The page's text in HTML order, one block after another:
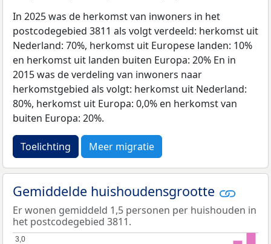
In 2025 was de herkomst van inwoners in het
postcodegebied 3811 als volgt verdeeld: herkomst uit
Nederland: 70%, herkomst uit Europese landen: 10%
en herkomst uit landen buiten Europa: 20% En in
2015 was de verdeling van inwoners naar
herkomstgebied als volgt: herkomst uit Nederland:
80%, herkomst uit Europa: 0,0% en herkomst van
buiten Europa: 20%.
Toelichting Meer migratie
Gemiddelde huishoudensgrootte
Er wonen gemiddeld 1,5 personen per huishouden in
het postcodegebied 3811.
3,0
3,0